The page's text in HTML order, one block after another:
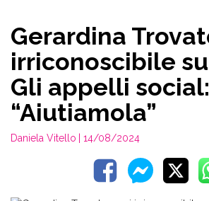
Gerardina
irriconoscibile
Gli appelli social:
“Aiutiamola”
Daniela Vitello | 14/08/2024